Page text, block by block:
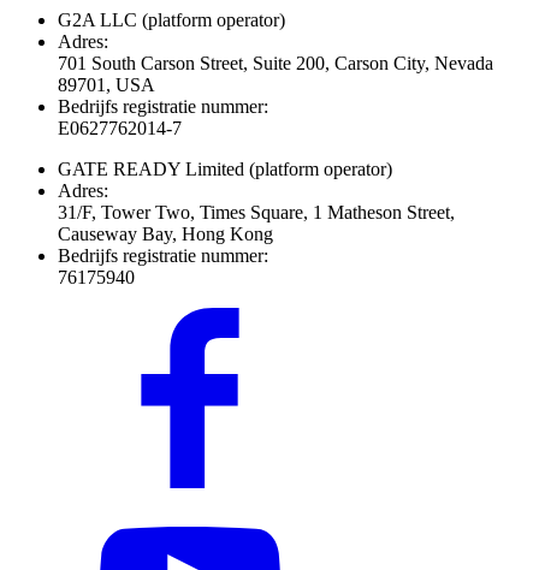
G2A LLC (platform operator)
Adres:
701 South Carson Street, Suite 200, Carson City, Nevada
89701, USA
Bedrijfs registratie nummer:
E0627762014-7
GATE READY Limited (platform operator)
Adres:
31/F, Tower Two, Times Square, 1 Matheson Street,
Causeway Bay, Hong Kong
Bedrijfs registratie nummer:
76175940